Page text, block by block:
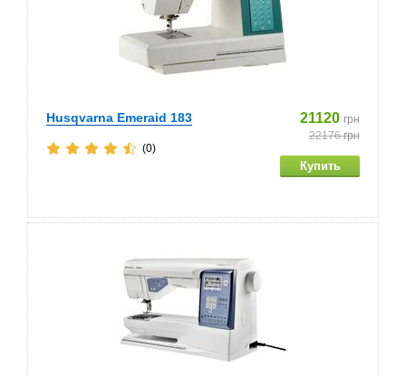
Husqvarna Emeraid 183 21120 грн
22176грн
(0)